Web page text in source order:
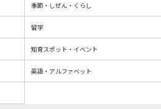
季節・しぜん・くらし
留学
知育スポット・イベント
英語・アルファベット